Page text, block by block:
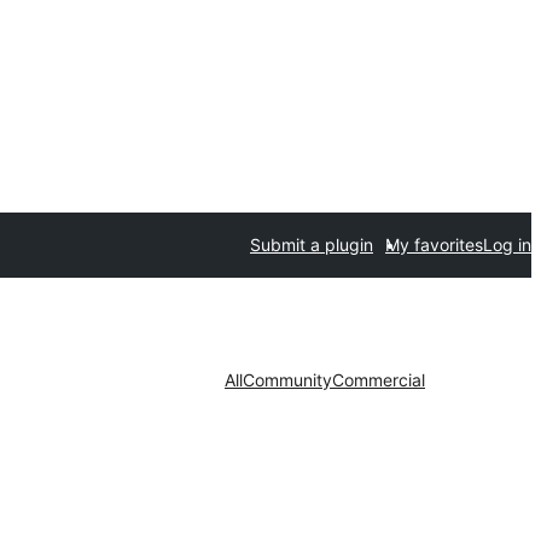
Submit a plugin My favoritesLog in
AllCommunityCommercial